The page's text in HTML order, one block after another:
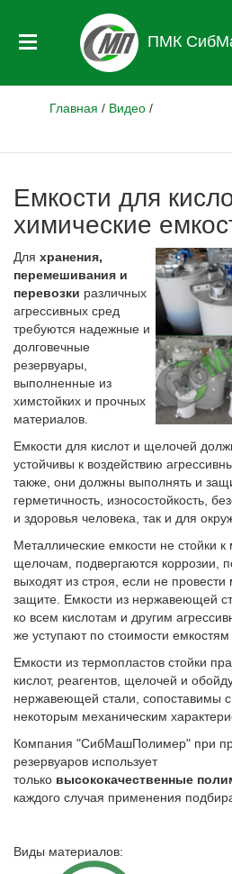
ПМК
Главная / Видео /
Емкости для
химические
Для хранения,
перемешивания и
перевозки различных
агрессивных сред
требуются надежные и
долговечные
резервуары,
выполненные из
химстойких и прочных
материалов.
Емкости для кислот и щелочей
устойчивы к воздействию
также, они должны выполнять и
герметичность, износостойкость,
и здоровья человека, так и для
Металлические емкости не стойки
щелочам, подвергаются коррозии,
выходят из строя, если не
защите. Емкости из нержавеющей
ко всем кислотам и другим
же уступают по стоимости емкостям
Емкости из термопластов стойки
кислот, реагентов, щелочей и
нержавеющей стали, сопоставимы
некоторым механическим
Компания "СибМашПолимер" при
резервуаров использует
только высококачественные
каждого случая применения
Виды материалов: